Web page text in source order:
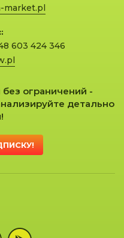
market.pl
603 424 346
ограничений -
детально